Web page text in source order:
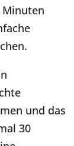
und das
30